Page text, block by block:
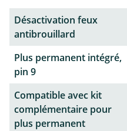
Désactivation feux
antibrouillard
Plus permanent intégré,
pin 9
Compatible avec kit
complémentaire pour
plus permanent